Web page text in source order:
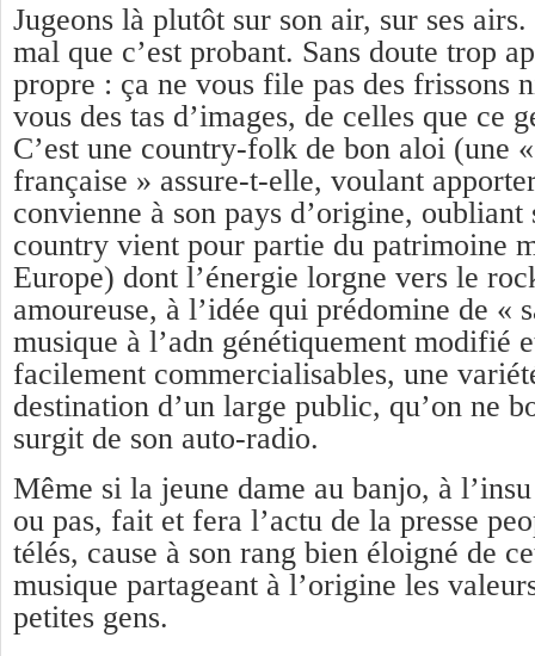
Jugeons là plutôt sur son air, sur ses
mal que c’est probant. Sans doute trop
propre : ça ne vous file pas des frissons
vous des tas d’images, de celles que ce
C’est une country-folk de bon aloi (une
française » assure-t-elle, voulant
convienne à son pays d’origine, oubliant
country vient pour partie du patrimoine
Europe) dont l’énergie lorgne vers le
amoureuse, à l’idée qui prédomine de «
musique à l’adn génétiquement modifié
facilement commercialisables, une
destination d’un large public, qu’on ne
surgit de son auto-radio.
Même si la jeune dame au banjo, à
ou pas, fait et fera l’actu de la presse
télés, cause à son rang bien éloigné de
musique partageant à l’origine les
petites gens.